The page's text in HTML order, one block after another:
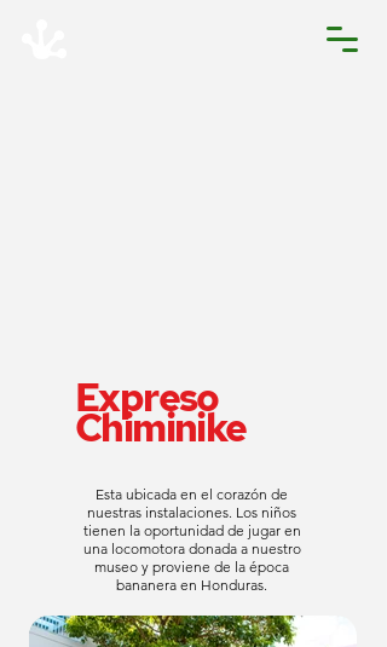
Expreso
Chiminike
Esta ubicada en el corazón de
nuestras instalaciones. Los niños
tienen la oportunidad de jugar en
una locomotora donada a nuestro
museo y proviene de la época
bananera en Honduras.